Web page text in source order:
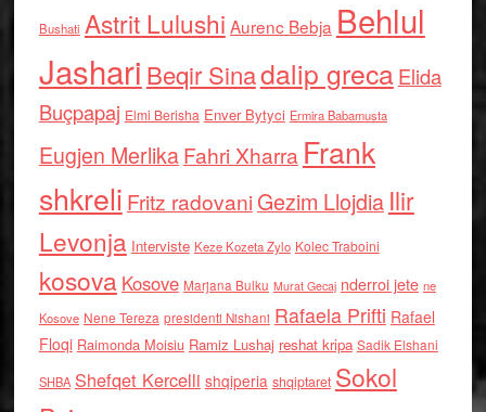
Bushati Astrit Lulushi Aurenc Bebja Behlul
Jashari Beqir Sinadalip grecaElida
Buçpapaj Elmi Berisha Enver Bytyci Ermira Babamusta
Eugjen MerlikaFahri Xharra Frank
shkreli Fritz radovaniGezim Llojdia Ilir
Levonja Interviste Keze Kozeta Zylo Kolec Traboini
kosova Kosove Marjana Bulku Murat Gecaj nderroi jete ne
Kosove Nene Tereza presidenti Nishani Rafaela Prifti Rafael
Floqi Raimonda Moisiu Ramiz Lushaj reshat kripa Sadik Elshani
SHBA Shefqet Kercelli shqiperia shqiptaret Sokol